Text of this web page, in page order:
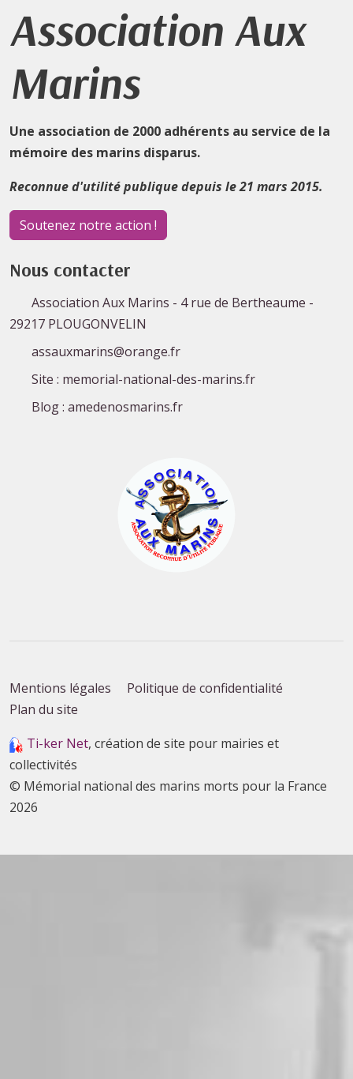
Association Aux
Marins
Une association de 2000 adhérents au service de la
mémoire des marins disparus.
Reconnue d'utilité publique depuis le 21 mars 2015.
Soutenez notre action !
Nous contacter
Association Aux Marins - 4 rue de Bertheaume -
29217 PLOUGONVELIN
assauxmarins@orange.fr
Site : memorial-national-des-marins.fr
Blog : amedenosmarins.fr
Mentions légales
Politique de confidentialité
Plan du site
Ti-ker Net, création de site pour mairies et
collectivités
© Mémorial national des marins morts pour la France
2026